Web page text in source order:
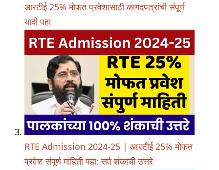
आरटीई 25% मोफत प्रवेशासाठी कागदपत्रांची संपूर्ण
यादी पहा
RTE Admission 2024-25 | आरटीई 25% मोफत
प्रवेश संपूर्ण माहिती पहा; सर्व शंकाची उत्तरे